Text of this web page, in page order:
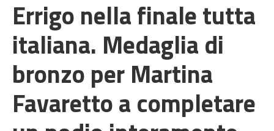
Errigo nella finale tutta
italiana. Medaglia di
bronzo per Martina
Favaretto a completare